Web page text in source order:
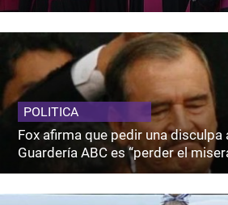
POLITICA
Fox afirma que pedir una disculpa
Guardería ABC es “perder el